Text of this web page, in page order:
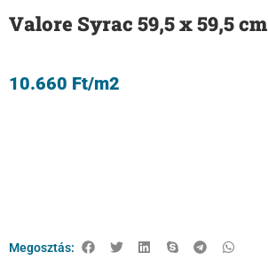
Valore Syrac 59,5 x 59,5 cm
10.660 Ft/m2
Megosztás: